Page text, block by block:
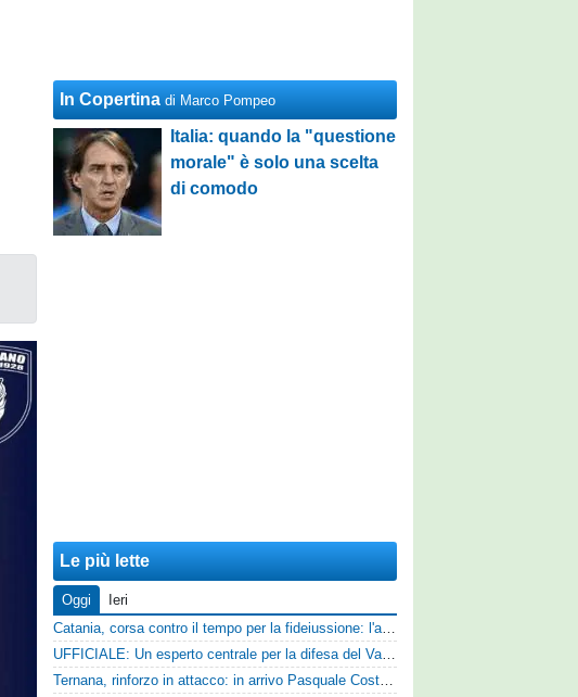
In Copertina di Marco Pompeo
Italia: quando la "questione
morale" è solo una scelta
di comodo
Le più lette
Oggi
Ieri
Catania, corsa contro il tempo per la fideiussione: l'annuncio della società e le ragioni dello slittamento
UFFICIALE: Un esperto centrale per la difesa del Vado
Ternana, rinforzo in attacco: in arrivo Pasquale Costanzo dalla Paganese